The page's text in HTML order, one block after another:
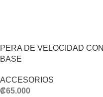
PERA DE VELOCIDAD CON
BASE
ACCESORIOS
₡65.000